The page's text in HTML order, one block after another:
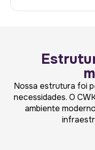
Nossa estrutura foi
necessidades. O
ambiente